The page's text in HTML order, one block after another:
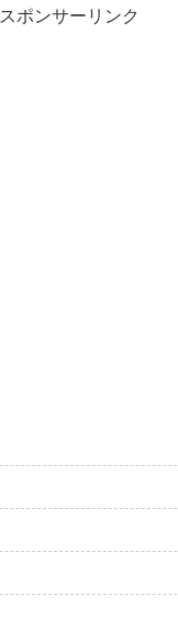
スポンサーリンク